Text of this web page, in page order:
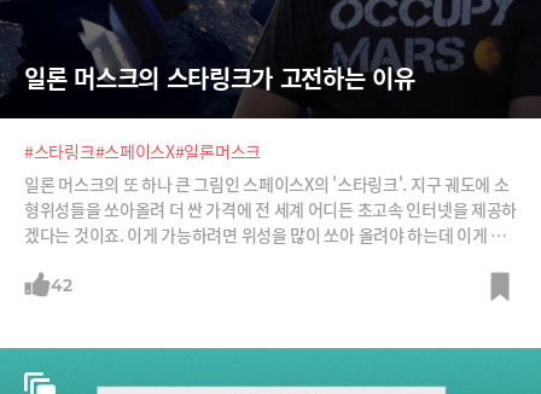
일론 머스크의 스타링크가 고전하는 이유
#스타링크#스페이스X#일론머스크
일론 머스크의 또 하나 큰 그림인 스페이스X의 '스타링크'. 지구 궤도에 소
형위성들을 쏘아올려 더 싼 가격에 전 세계 어디든 초고속 인터넷을 제공하
겠다는 것이죠. 이게 가능하려면 위성을 많이 쏘아 올려야 하는데 이게 어
석까지 나옵니다. 왜 그런지 소개합니다.
42